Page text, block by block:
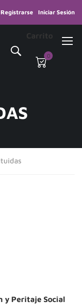
Registrarse Iniciar Sesión
Carrito
0
y Peritaje Social